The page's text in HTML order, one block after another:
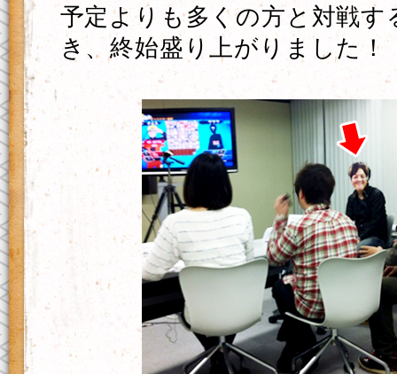
予定よりも多くの方と対戦す
き、終始盛り上がりました！